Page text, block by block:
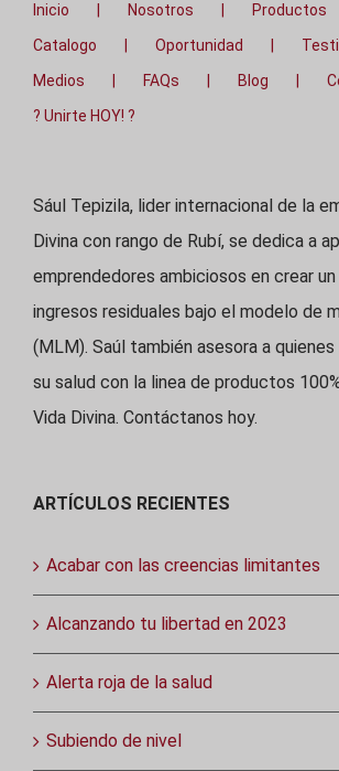
Inicio Nosotros
Productos
Catalogo
Oportunidad
Medios
FAQs Blog
? Unirte HOY! ?
Sául Tepizila, lider internacional de la
Divina con rango de Rubí, se dedica a
emprendedores ambiciosos en crear
ingresos residuales bajo el modelo de
(MLM). Saúl también asesora a
su salud con la linea de productos
Vida Divina. Contáctanos hoy.
ARTÍCULOS RECIENTES
Acabar con las creencias limitantes
Alcanzando tu libertad en 2023
Alerta roja de la salud
Subiendo de nivel